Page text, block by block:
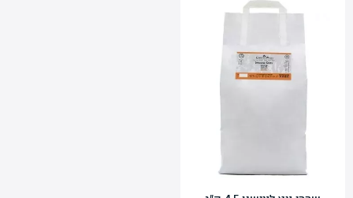
₪120.